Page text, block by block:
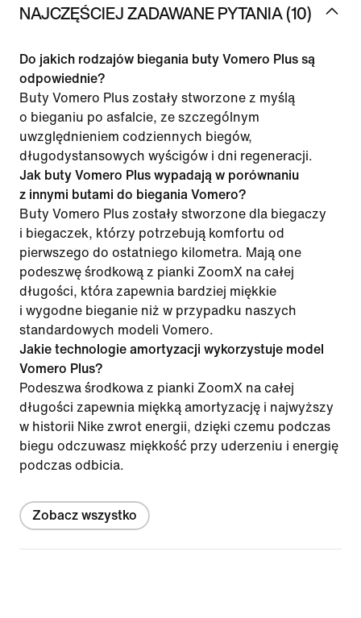
NAJCZĘŚCIEJ ZADAWANE PYTANIA (10)
Do jakich rodzajów biegania buty Vomero Plus są
odpowiednie?
Buty Vomero Plus zostały stworzone z myślą
o bieganiu po asfalcie, ze szczególnym
uwzględnieniem codziennych biegów,
długodystansowych wyścigów i dni regeneracji.
Jak buty Vomero Plus wypadają w porównaniu
z innymi butami do biegania Vomero?
Buty Vomero Plus zostały stworzone dla biegaczy
i biegaczek, którzy potrzebują komfortu od
pierwszego do ostatniego kilometra. Mają one
podeszwę środkową z pianki ZoomX na całej
długości, która zapewnia bardziej miękkie
i wygodne bieganie niż w przypadku naszych
standardowych modeli Vomero.
Jakie technologie amortyzacji wykorzystuje model
Vomero Plus?
Podeszwa środkowa z pianki ZoomX na całej
długości zapewnia miękką amortyzację i najwyższy
w historii Nike zwrot energii, dzięki czemu podczas
biegu odczuwasz miękkość przy uderzeniu i energię
podczas odbicia.
Zobacz wszystko